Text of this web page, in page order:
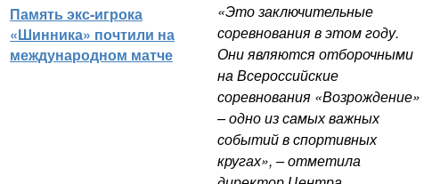
Память экс-игрока
«Шинника» почтили на
международном матче
«Это заключительные
соревнования в этом году.
Они являются отборочными
на Всероссийские
соревнования «Возрождение»
– одно из самых важных
событий в спортивных
кругах», – отметила